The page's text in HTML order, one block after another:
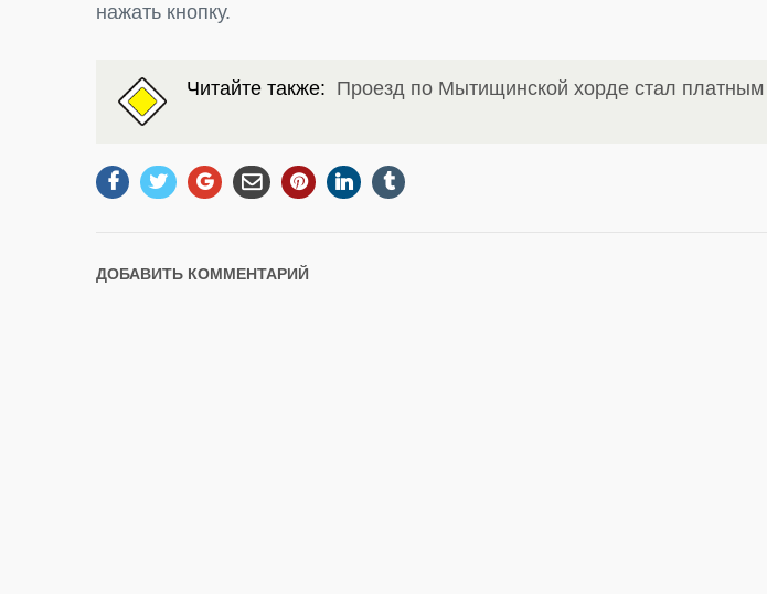
нажать кнопку.
Читайте также: Проезд по Мытищинской хорде стал платным
ДОБАВИТЬ КОММЕНТАРИЙ